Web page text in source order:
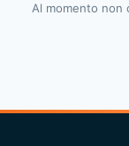
Al momento non